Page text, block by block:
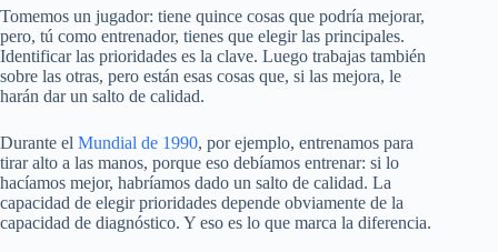
Tomemos un jugador: tiene quince cosas que podría mejorar,
pero, tú como entrenador, tienes que elegir las principales.
Identificar las prioridades es la clave. Luego trabajas también
sobre las otras, pero están esas cosas que, si las mejora, le
harán dar un salto de calidad.
Durante el Mundial de 1990, por ejemplo, entrenamos para
tirar alto a las manos, porque eso debíamos entrenar: si lo
hacíamos mejor, habríamos dado un salto de calidad. La
capacidad de elegir prioridades depende obviamente de la
capacidad de diagnóstico. Y eso es lo que marca la diferencia.